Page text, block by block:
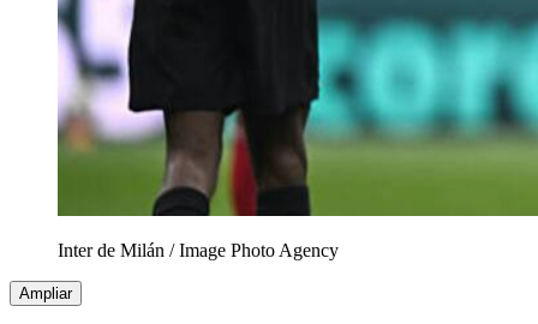
Inter de Milán /Image Photo Agency
Ampliar